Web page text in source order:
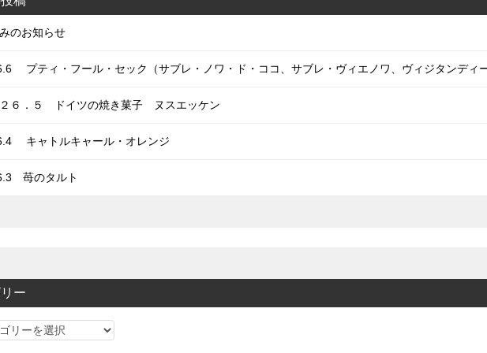
のお知らせ
プティ・フール・セック（サブレ・ノワ・ド・ココ、サブレ・ヴィエノワ、ヴィジタンディ
２６．５ ドイツの焼き菓子 ヌスエッケン
キャトルキャール・オレンジ
苺のタルト
ー